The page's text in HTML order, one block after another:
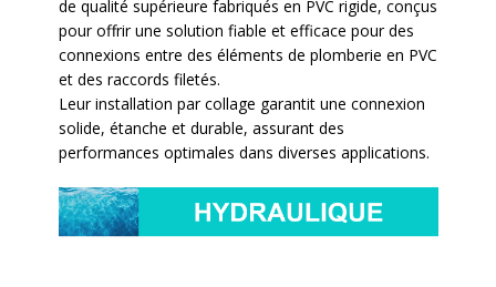
de qualité supérieure fabriqués en PVC rigide, conçus
pour offrir une solution fiable et efficace pour des
connexions entre des éléments de plomberie en PVC
et des raccords filetés.
Leur installation par collage garantit une connexion
solide, étanche et durable, assurant des
performances optimales dans diverses applications.